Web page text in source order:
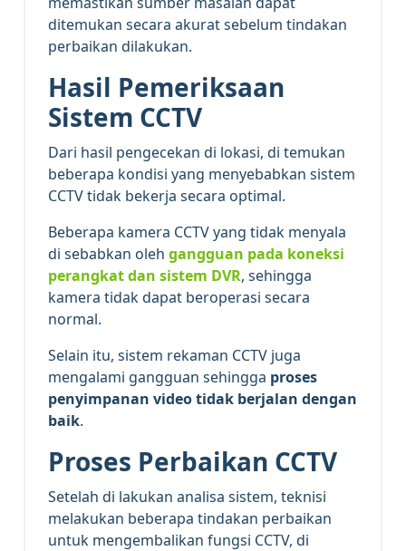
ditemukan secara akurat sebelum tindakan
perbaikan dilakukan.
Hasil Pemeriksaan
Sistem CCTV
Dari hasil pengecekan di lokasi, di temukan
beberapa kondisi yang menyebabkan sistem
CCTV tidak bekerja secara optimal.
Beberapa kamera CCTV yang tidak menyala
di sebabkan oleh gangguan pada koneksi
perangkat dan sistem DVR, sehingga
kamera tidak dapat beroperasi secara
normal.
Selain itu, sistem rekaman CCTV juga
mengalami gangguan sehingga proses
penyimpanan video tidak berjalan dengan
baik.
Proses Perbaikan CCTV
Setelah di lakukan analisa sistem, teknisi
melakukan beberapa tindakan perbaikan
untuk mengembalikan fungsi CCTV, di